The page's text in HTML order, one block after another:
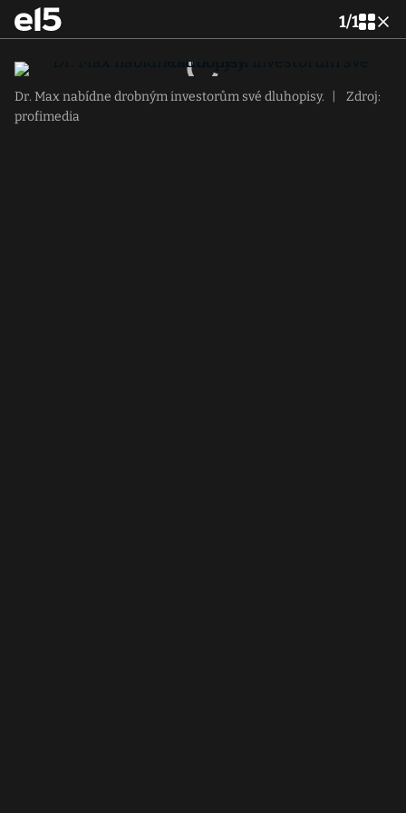
1/1
Dr. Max nabídne drobným investorům své dluhopisy.
Zdroj:
profimedia